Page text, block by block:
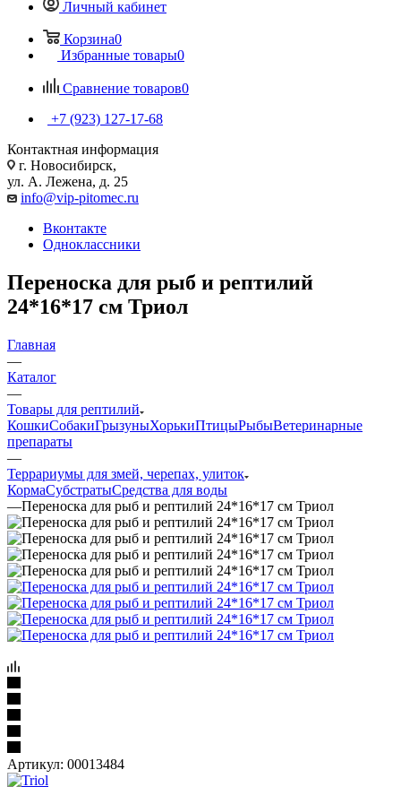
Личный кабинет
Корзина0
Избранные товары0
Сравнение товаров0
+7 (923) 127-17-68
Контактная информация
г. Новосибирск,
ул. А. Лежена, д. 25
info@vip-pitomec.ru
Вконтакте
Одноклассники
Переноска для рыб и рептилий
24*16*17 см Триол
Главная
—
Каталог
—
Товары для рептилий
КошкиСобакиГрызуныХорькиПтицыРыбыВетеринарные
препараты
—
Террариумы для змей, черепах, улиток
КормаСубстратыСредства для воды
—Переноска для рыб и рептилий 24*16*17 см Триол
Артикул: 00013484